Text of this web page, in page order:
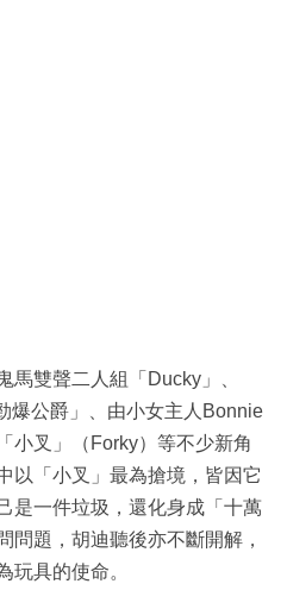
馬雙聲二人組「Ducky」、
爆公爵」、由小女主人Bonnie
小叉」（Forky）等不少新角
以「小叉」最為搶境，皆因它
是一件垃圾，還化身成「十萬
問題，胡迪聽後亦不斷開解，
玩具的使命。